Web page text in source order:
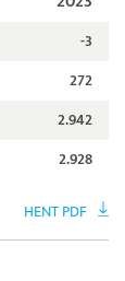
-3
272
2.942
2.928
HENT PDF